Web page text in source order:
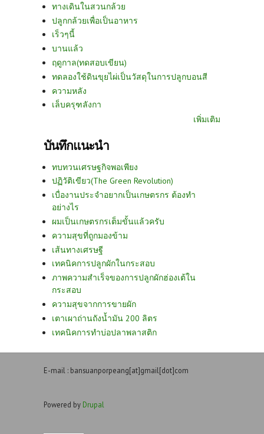
ทางเดินในสวนกล้วย
ปลูกกล้วยเพื่อเป็นอาหาร
เร็วๆนี้
บานแล้ว
ฤดูกาล(ทดสอบเขียน)
ทดลองใช้ดินขุยไผ่เป็นวัสดุในการปลูกบอนสี
ความหลัง
เล็บครุฑลังกา
เพิ่มเติม
บันทึกแนะนำ
ทบทวนเศรษฐกิจพอเพียง
ปฏิวัติเขียว(The Green Revolution)
เบื่องานประจำอยากเป็นเกษตรกร ต้องทำ
อย่างไร
ผมเป็นเกษตรกรเต็มขั้นแล้วครับ
ความสุขที่ถูกมองข้าม
เส้นทางเศรษฐี
เทคนิคการปลูกผักในกระสอบ
ภาพความสำเร็จของการปลูกผักฮ่องเต้ใน
กระสอบ
ความสุขจากการขายผัก
เตาเผาถ่านถังน้ำมัน 200 ลิตร
เทคนิคการทำบ่อปลาพลาสติก
E-mail : bansuanporpeang[at]gmail[dot]com
Powered by Drupal